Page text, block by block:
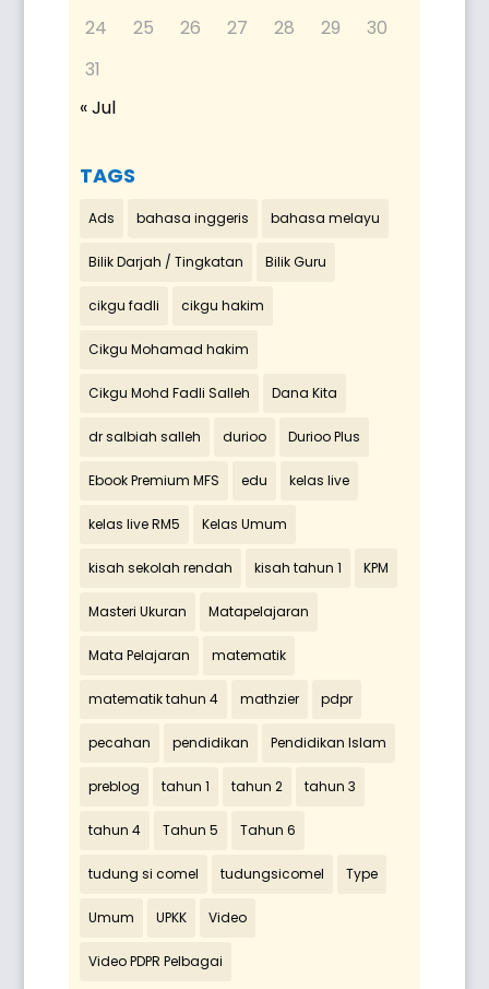
24
25 26 27 28 29
30
31
« Jul
TAGS
Ads bahasa inggeris bahasa melayu
Bilik Darjah / Tingkatan Bilik Guru
cikgu fadli cikgu hakim
Cikgu Mohamad hakim
Cikgu Mohd Fadli Salleh Dana Kita
dr salbiah salleh durioo Durioo Plus
Ebook Premium MFS edu kelas live
kelas live RM5 Kelas Umum
kisah sekolah rendah kisah tahun 1 KPM
Masteri Ukuran Matapelajaran
Mata Pelajaran matematik
matematik tahun 4 mathzier pdpr
pecahan pendidikan Pendidikan Islam
preblog tahun 1 tahun 2 tahun 3
tahun 4 Tahun 5 Tahun 6
tudung si comel tudungsicomel Type
Umum UPKK Video
Video PDPR Pelbagai